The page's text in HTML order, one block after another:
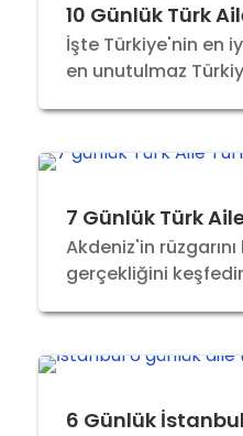
10 Günlük Türk
İşte Türkiye'nin en
en unutulmaz
7 Günlük Türk
Akdeniz'in
gerçekliğini
6 Günlük